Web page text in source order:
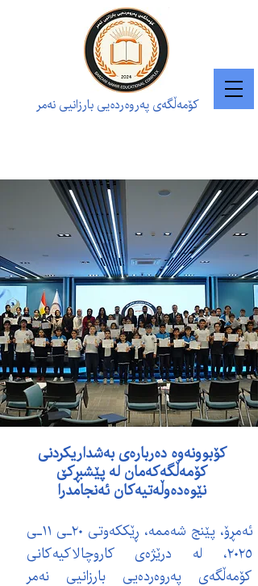
کۆمەڵگەی پەروەردەیی بارزانیی نەمر
کۆبوونەوە دەربارەی بەشداریکردنی
کۆمەڵگەکەمان لە پێشبڕکێ
نێوەدەوڵەتیەکان ئەنجامدرا
ئەمڕۆ، پێنج شەممە، ڕێککەوتی ٢٠ـی ١١ـی
٢٠٢٥، لە درێژەی کاروچالاکیەکانی
کۆمەڵگەی پەروەردەیی بارزانیی نەمر